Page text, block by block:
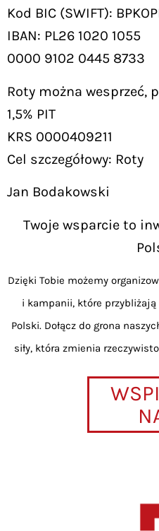
Kod BIC (SWIFT):
IBAN: PL26 1020 1055
0000 9102 0445 8733
Roty można wesprzeć,
1,5% PIT
KRS 0000409211
Cel szczegółowy: Roty
Jan Bodakowski
Twoje wsparcie to
Dzięki Tobie możemy
i kampanii, które
Polski. Dołącz do grona
siły, która zmienia